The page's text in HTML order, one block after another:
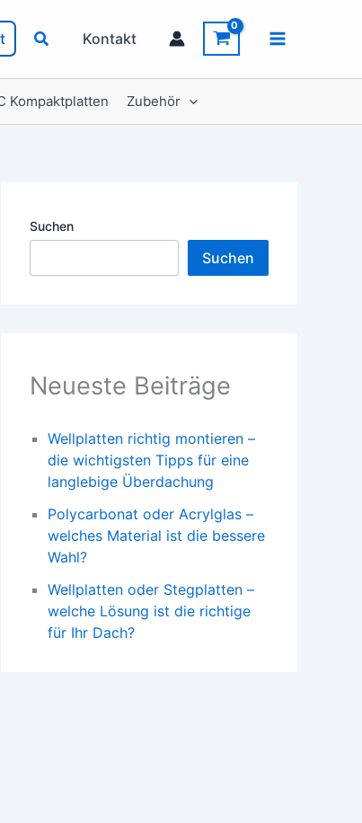
Kontakt
Kompaktplatten Zubehör
Suchen
Suchen
Neueste Beiträge
Wellplatten richtig montieren –
die wichtigsten Tipps für eine
langlebige Überdachung
Polycarbonat oder Acrylglas –
welches Material ist die bessere
Wahl?
Wellplatten oder Stegplatten –
welche Lösung ist die richtige
für Ihr Dach?